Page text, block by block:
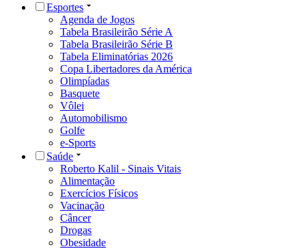
Esportes
Agenda de Jogos
Tabela Brasileirão Série A
Tabela Brasileirão Série B
Tabela Eliminatórias 2026
Copa Libertadores da América
Olimpíadas
Basquete
Vôlei
Automobilismo
Golfe
e-Sports
Saúde
Roberto Kalil - Sinais Vitais
Alimentação
Exercícios Físicos
Vacinação
Câncer
Drogas
Obesidade